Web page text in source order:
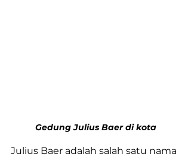
Gedung Julius Baer di kota
Julius Baer adalah salah satu nama